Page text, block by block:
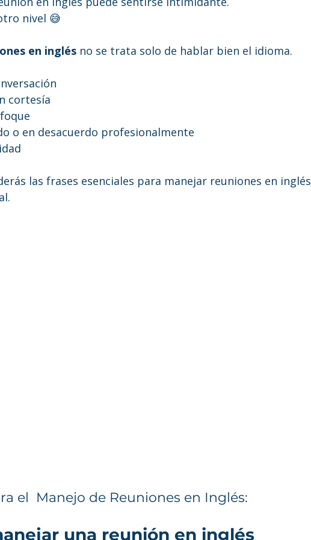
nivel 😅
en inglés no se trata solo de hablar bien el idioma.
cortesía
o en desacuerdo profesionalmente
las frases esenciales para manejar reuniones en inglés
el  Manejo de Reuniones en Inglés:
una reunión en inglés